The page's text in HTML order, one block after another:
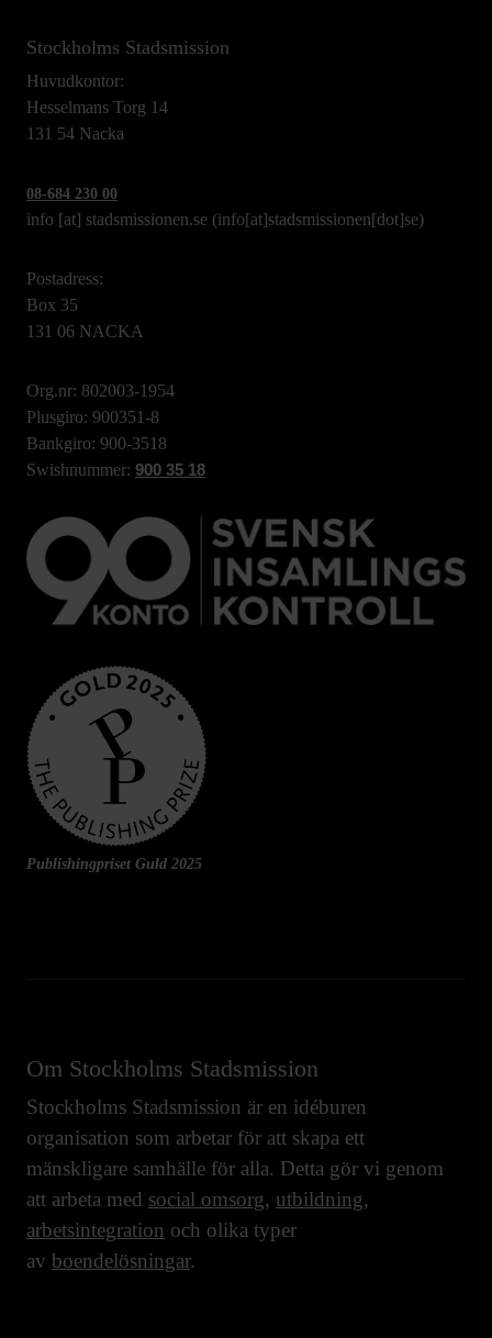
Stockholms Stadsmission
Huvudkontor:
Hesselmans Torg 14
131 54 Nacka
08-684 230 00
info [at] stadsmissionen.se (info[at]stadsmissionen[dot]se)
Postadress:
Box 35
131 06 NACKA
Org.nr: 802003-1954
Plusgiro: 900351-8
Bankgiro: 900-3518
Swishnummer: 900 35 18
Publishingpriset Guld 2025
Om Stockholms Stadsmission
Stockholms Stadsmission är en idéburen
organisation som arbetar för att skapa ett
mänskligare samhälle för alla. Detta gör vi genom
att arbeta med social omsorg, utbildning,
arbetsintegration och olika typer
av boendelösningar.